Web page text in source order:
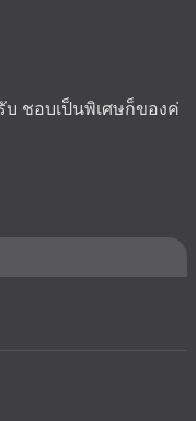
บ ชอบเป็นพิเศษก็ของค่